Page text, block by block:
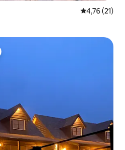
Gemiddelde
4,76 (21)